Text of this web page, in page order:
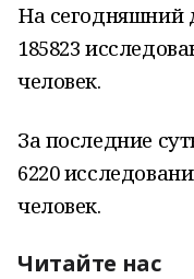
На сегодняшний
185823
человек.
За последние
6220
человек.
Читайте нас